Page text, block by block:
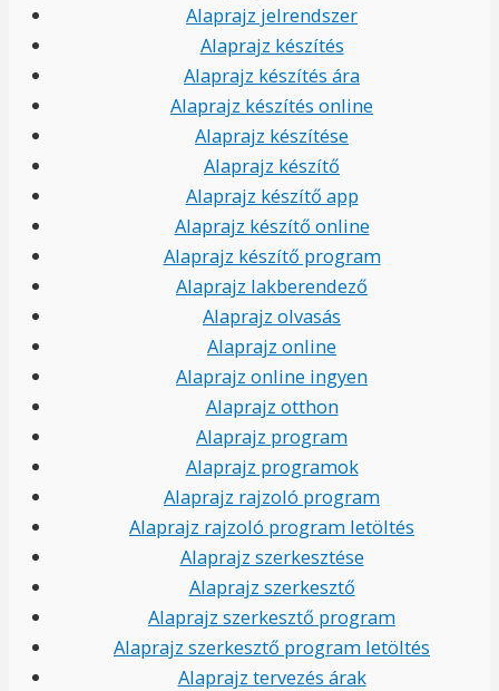
Alaprajz jelrendszer
Alaprajz készítés
Alaprajz készítés ára
Alaprajz készítés online
Alaprajz készítése
Alaprajz készítő
Alaprajz készítő app
Alaprajz készítő online
Alaprajz készítő program
Alaprajz lakberendező
Alaprajz olvasás
Alaprajz online
Alaprajz online ingyen
Alaprajz otthon
Alaprajz program
Alaprajz programok
Alaprajz rajzoló program
Alaprajz rajzoló program letöltés
Alaprajz szerkesztése
Alaprajz szerkesztő
Alaprajz szerkesztő program
Alaprajz szerkesztő program letöltés
Alaprajz tervezés árak